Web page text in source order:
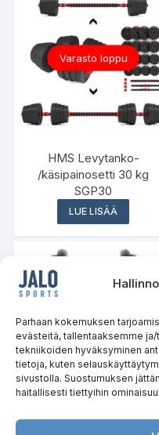
Parhaan kokemuksen
evästeitä, tallentaaksemme
tekniikoiden hyväksyminen
tietoja, kuten
sivustolla. Suostumuksen
haitallisesti tiettyihin
Varasto loppu
HMS Levytanko-
/käsipainosetti 30 kg
SGP30
LUE LISÄÄ
Säädettävä käsipaino